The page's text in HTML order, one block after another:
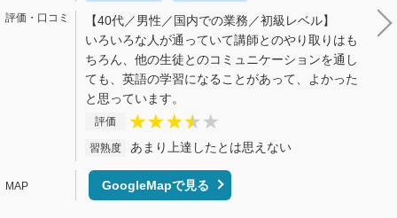
【40代／男性／国内での業務／初級レベル】
いろいろな人が通っていて講師とのやり取りはも
ちろん、他の生徒とのコミュニケーションを通し
ても、英語の学習になることがあって、よかった
と思っています。
評価
習熟度 あまり上達したとは思えない
GoogleMapで見る